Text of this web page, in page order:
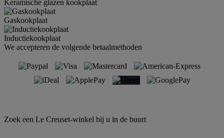
Keramische glazen kookplaat
Gaskookplaat
Inductiekookplaat
We accepteren de volgende betaalmethoden
Zoek een Le Creuset-winkel bij u in de buurt